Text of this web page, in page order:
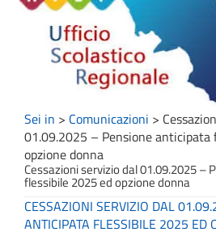
Sei in > Comunicazioni >
01.09.2025 – Pensione anticipata
opzione donna
Cessazioni servizio dal 01.09.2025 –
flessibile 2025 ed opzione donna
CESSAZIONI SERVIZIO DAL
ANTICIPATA FLESSIBILE 2025 ED